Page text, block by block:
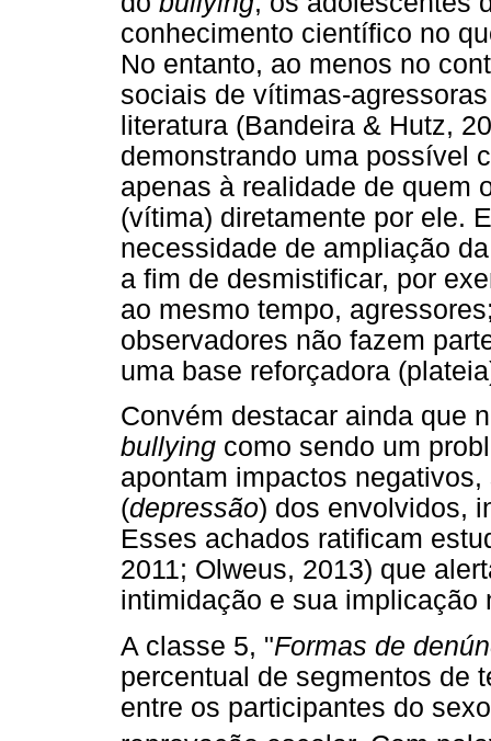
conhecimento científico no
No entanto, ao menos no
sociais de vítimas-
literatura (Bandeira & Hutz,
demonstrando uma possível
apenas à realidade de quem
(vítima) diretamente por ele.
necessidade de ampliação
a fim de desmistificar, por
ao mesmo tempo,
observadores não fazem
uma base reforçadora
Convém destacar ainda que
bullying como sendo um
apontam impactos
(depressão) dos envolvidos,
Esses achados ratificam
2011; Olweus, 2013) que
intimidação e sua implicação
A classe 5, "Formas de
percentual de segmentos de
entre os participantes do